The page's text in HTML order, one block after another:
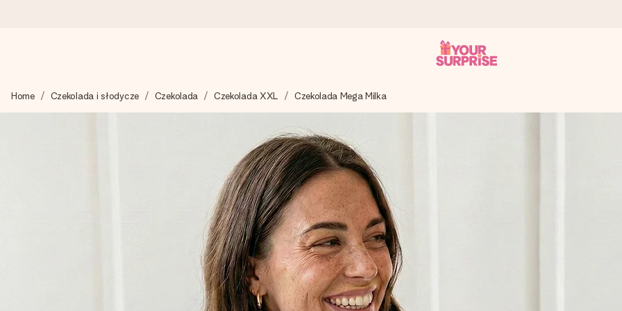
Tworzymy Twój prezent z troską i wysyłamy go w mgnieniu oka – dzięki czemu możesz go dać dokładnie we właściwym
Nasze prezenty inspirują. Klienci oceniają nas na 4,7 w Google Reviews.
Stwórz coś wyjątkowego w zaledwie kilku krokach – z jej imieniem, swoim zdjęciem lub wiadomością, która naprawdę poruszy
Home Czekolada i słodycze Czekolada Czekolada XXL Czekolada Mega Milka